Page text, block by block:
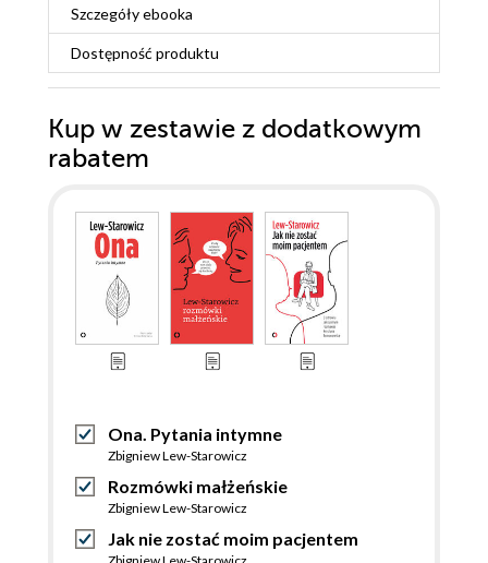
Szczegółyebooka
Dostępność produktu
Kup w zestawie z dodatkowym
rabatem
Ona. Pytania intymne
Zbigniew Lew-Starowicz
Rozmówki małżeńskie
Zbigniew Lew-Starowicz
Jak nie zostać moim pacjentem